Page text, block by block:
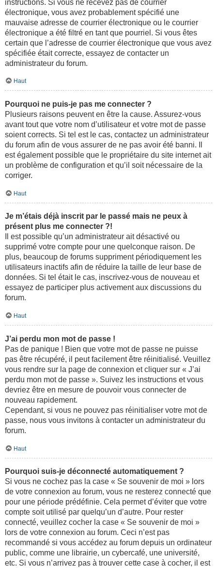
instructions. Si vous ne recevez pas de courrier
électronique, vous avez probablement spécifié une
mauvaise adresse de courrier électronique ou le courrier
électronique a été filtré en tant que pourriel. Si vous êtes
certain que l’adresse de courrier électronique que vous avez
spécifiée était correcte, essayez de contacter un
administrateur du forum.
Haut
Pourquoi ne puis-je pas me connecter ?
Plusieurs raisons peuvent en être la cause. Assurez-vous
avant tout que votre nom d’utilisateur et votre mot de passe
soient corrects. Si tel est le cas, contactez un administrateur
du forum afin de vous assurer de ne pas avoir été banni. Il
est également possible que le propriétaire du site internet ait
un problème de configuration et qu’il soit nécessaire de la
corriger.
Haut
Je m’étais déjà inscrit par le passé mais ne peux à
présent plus me connecter ?!
Il est possible qu’un administrateur ait désactivé ou
supprimé votre compte pour une quelconque raison. De
plus, beaucoup de forums suppriment périodiquement les
utilisateurs inactifs afin de réduire la taille de leur base de
données. Si tel était le cas, inscrivez-vous de nouveau et
essayez de participer plus activement aux discussions du
forum.
Haut
J’ai perdu mon mot de passe !
Pas de panique ! Bien que votre mot de passe ne puisse
pas être récupéré, il peut facilement être réinitialisé. Veuillez
vous rendre sur la page de connexion et cliquer sur « J’ai
perdu mon mot de passe ». Suivez les instructions et vous
devriez être en mesure de pouvoir vous connecter de
nouveau rapidement.
Cependant, si vous ne pouvez pas réinitialiser votre mot de
passe, nous vous invitons à contacter un administrateur du
forum.
Haut
Pourquoi suis-je déconnecté automatiquement ?
Si vous ne cochez pas la case « Se souvenir de moi » lors
de votre connexion au forum, vous ne resterez connecté que
pour une période prédéfinie. Cela permet d’éviter que votre
compte soit utilisé par quelqu’un d’autre. Pour rester
connecté, veuillez cocher la case « Se souvenir de moi »
lors de votre connexion au forum. Ceci n’est pas
recommandé si vous accédez au forum depuis un ordinateur
public, comme une librairie, un cybercafé, une université,
etc. Si vous n’arrivez pas à trouver cette case à cocher, il est